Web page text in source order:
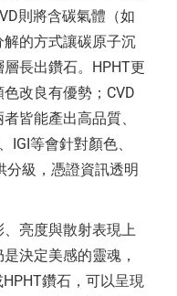
則將含碳氣體（如
的方式讓碳原子沉
長出鑽石。HPHT更
改良有優勢；CVD
皆能產出高品質、
IGI等會針對顏色、
分級，憑證資訊透明
、亮度與散射表現上
決定美感的靈魂，
鑽石，可以呈現